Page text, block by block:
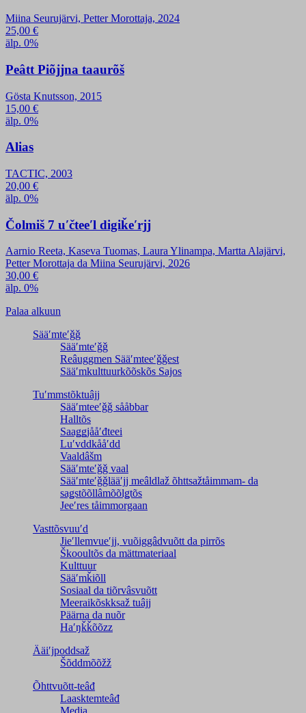
Miina Seurujärvi, Petter Morottaja, 2024
25,00 €
älp. 0%
Peâtt Piõjjna taaurõš
Gösta Knutsson, 2015
15,00 €
älp. 0%
Alias
TACTIC, 2003
20,00 €
älp. 0%
Čolmiš 7 uʹčteeʹl digiǩeʹrjj
Aarnio Reeta, Kaseva Tuomas, Laura Ylinampa, Martta Alajärvi,
Petter Morottaja da Miina Seurujärvi, 2026
30,00 €
älp. 0%
Palaa alkuun
Sääʹmteʹǧǧ
Sääʹmteʹǧǧ
Reâuggmen Sääʹmteeʹǧǧest
Sääʹmkulttuurkõõskõs Sajos
Tuʹmmstõktuâjj
Sääʹmteeʹǧǧ sååbbar
Halltõs
Saaǥǥjååʹđteei
Luʹvddkååʹdd
Vaaldâšm
Sääʹmteʹǧǧ vaal
Sääʹmteʹǧǧlääʹjj meâldlaž õhttsažtåimmam- da
saǥstõõllâmõõlǥtõs
Jeeʹres tåimmorgaan
Vasttõsvuuʹd
Jieʹllemvueʹjj, vuõiggâdvuõtt da pirrõs
Škooultõs da mättmateriaal
Kulttuur
Sääʹmǩiõll
Sosiaal da tiõrvâsvuõtt
Meeraikõskksaž tuâjj
Päärna da nuõr
Haʹŋǩǩõõzz
Ääiʹjpoddsaž
Šõddmõõžž
Õhttvuõtt-teâđ
Laasktemteâđ